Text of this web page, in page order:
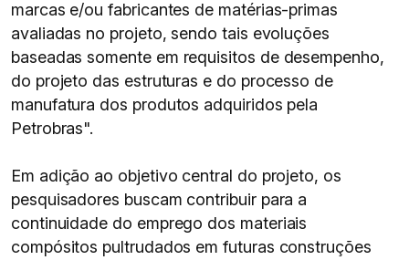
marcas e/ou fabricantes de matérias-primas
avaliadas no projeto, sendo tais evoluções
baseadas somente em requisitos de desempenho,
do projeto das estruturas e do processo de
manufatura dos produtos adquiridos pela
Petrobras".
Em adição ao objetivo central do projeto, os
pesquisadores buscam contribuir para a
continuidade do emprego dos materiais
compósitos pultrudados em futuras construções